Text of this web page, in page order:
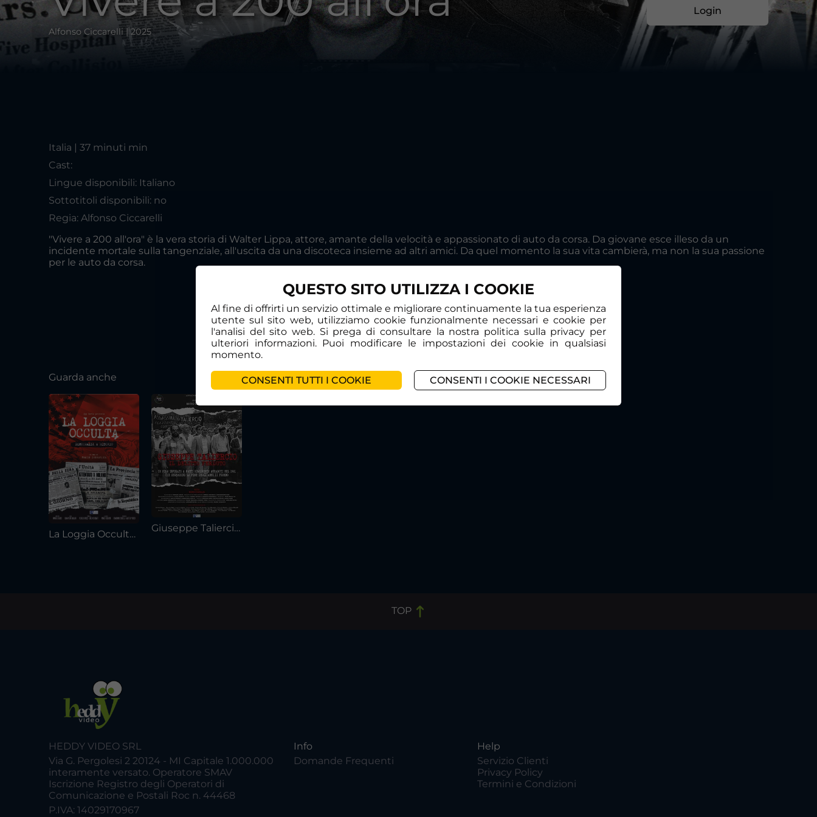
Alfonso Ciccarelli | 2025
Login
Italia | 37 minuti min
Cast:
Lingue disponibili: Italiano
Sottotitoli disponibili: no
Regia: Alfonso Ciccarelli
"Vivere a 200 all'ora" è la vera storia di Walter Lippa, attore, amante della velocità e appassionato di auto da corsa. Da giovane esce illeso da un
incidente mortale sulla tangenziale, all'uscita da una discoteca insieme ad altri amici. Da quel momento la sua vita cambierà, ma non la sua passione
per le auto da corsa.
Guarda anche
La Loggia Occulta – Democrazia a rischio
Giuseppe Taliercio – Il delitto perduto
TOP
HEDDY VIDEO SRL
Via G. Pergolesi 2 20124 - MI Capitale 1.000.000
interamente versato. Operatore SMAV
Iscrizione Registro degli Operatori di
Comunicazione e Postali Roc n. 44468
P.IVA: 14029170967
Info
Domande Frequenti
Help
Servizio Clienti
Privacy Policy
Termini e Condizioni
QUESTO SITO UTILIZZA I COOKIE
Al fine di offrirti un servizio ottimale e migliorare continuamente la tua esperienza
utente sul sito web, utilizziamo cookie funzionalmente necessari e cookie per
l'analisi del sito web. Si prega di consultare la nostra politica sulla privacy per
ulteriori informazioni. Puoi modificare le impostazioni dei cookie in qualsiasi
momento.
CONSENTI TUTTI I COOKIE CONSENTI I COOKIE NECESSARI